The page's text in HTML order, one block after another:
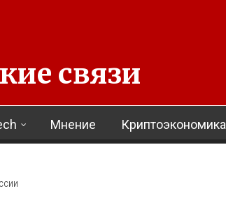
связи
Мнение Криптоэкономика